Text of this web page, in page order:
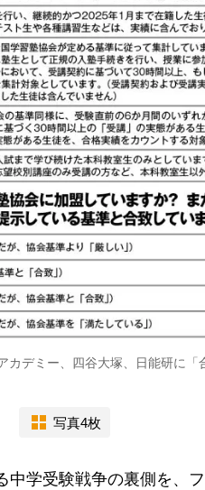
カデミー、四谷大塚、日能研に「
写真4枚
学受験戦争の裏側を、